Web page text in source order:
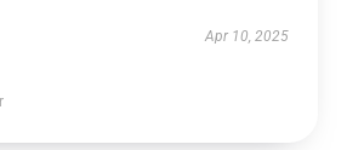
Apr 10, 2025